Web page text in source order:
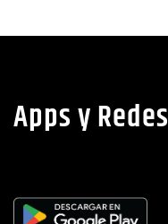
Apps y Redes